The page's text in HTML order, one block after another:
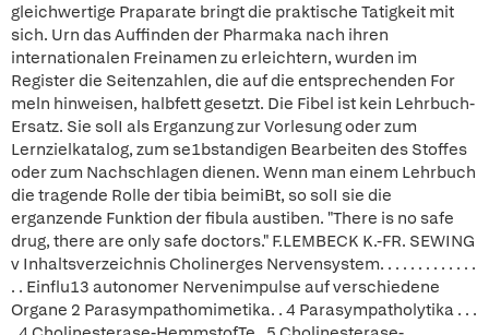
gleichwertige Praparate bringt die praktische Tatigkeit mit
sich. Urn das Auffinden der Pharmaka nach ihren
internationalen Freinamen zu erleichtern, wurden im
Register die Seitenzahlen, die auf die entsprechenden For
meln hinweisen, halbfett gesetzt. Die Fibel ist kein Lehrbuch-
Ersatz. Sie solI als Erganzung zur Vorlesung oder zum
Lernzielkatalog, zum se1bstandigen Bearbeiten des Stoffes
oder zum Nachschlagen dienen. Wenn man einem Lehrbuch
die tragende Rolle der tibia beimiBt, so solI sie die
erganzende Funktion der fibula austiben. "There is no safe
drug, there are only safe doctors." F.LEMBECK K.-FR. SEWING
v Inhaltsverzeichnis Cholinerges Nervensystem. . . . . . . . . . . . .
. . Einflu13 autonomer Nervenimpulse auf verschiedene
Organe 2 Parasympathomimetika. . 4 Parasympatholytika . . .